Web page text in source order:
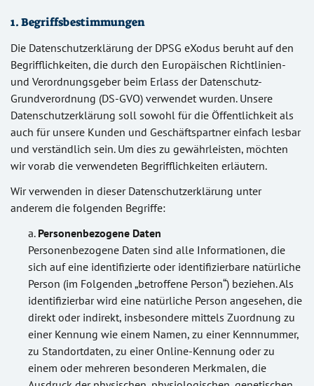
1. Begriffsbestimmungen
Die Datenschutzerklärung der DPSG eXodus beruht auf den
Begrifflichkeiten, die durch den Europäischen Richtlinien-
und Verordnungsgeber beim Erlass der Datenschutz-
Grundverordnung (DS-GVO) verwendet wurden. Unsere
Datenschutzerklärung soll sowohl für die Öffentlichkeit als
auch für unsere Kunden und Geschäftspartner einfach lesbar
und verständlich sein. Um dies zu gewährleisten, möchten
wir vorab die verwendeten Begrifflichkeiten erläutern.
Wir verwenden in dieser Datenschutzerklärung unter
anderem die folgenden Begriffe:
Personenbezogene Daten
Personenbezogene Daten sind alle Informationen, die
sich auf eine identifizierte oder identifizierbare natürliche
Person (im Folgenden „betroffene Person“) beziehen. Als
identifizierbar wird eine natürliche Person angesehen, die
direkt oder indirekt, insbesondere mittels Zuordnung zu
einer Kennung wie einem Namen, zu einer Kennnummer,
zu Standortdaten, zu einer Online-Kennung oder zu
einem oder mehreren besonderen Merkmalen, die